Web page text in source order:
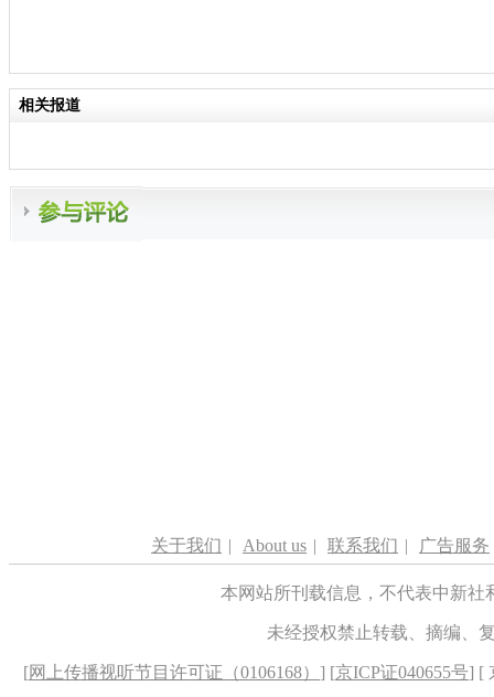
相关报道
关于我们 | About us | 联系我们 | 广告服务
本网站所刊载信息，不代表中新
未经授权禁止转载、摘编、
[网上传播视听节目许可证（0106168） ] [京ICP证040655号] [